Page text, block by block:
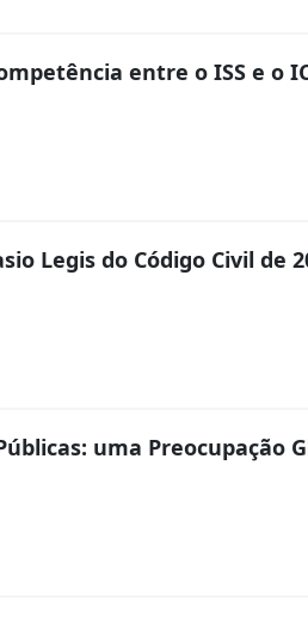
entre o ISS e o
Legis do Código Civil de
uma Preocupação